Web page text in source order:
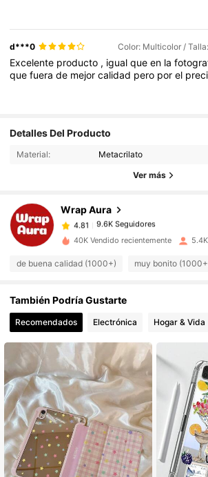
d***0 Color: Multicolor /
Excelente producto , igualqueen la
quefuerade mejorcalidad pero porel
Detalles Del Producto
Material: Metacrilato
Ver más
Wrap Aura
4.81 9.6K Seguidores
9.6K Seguidores
9.6K Seguidores
4.81
9.6K Seguidores
5***6 seguidoHace 17 horas
4.81
4.81
4.81 9.6K Seguidores
4.81 9.6K Seguidores
4.81 9.6K Seguidores
40K Vendido recientemente
de buena calidad (1000+) muy bonito
También Podría Gustarte
Recomendados Electrónica Hogar & Vida